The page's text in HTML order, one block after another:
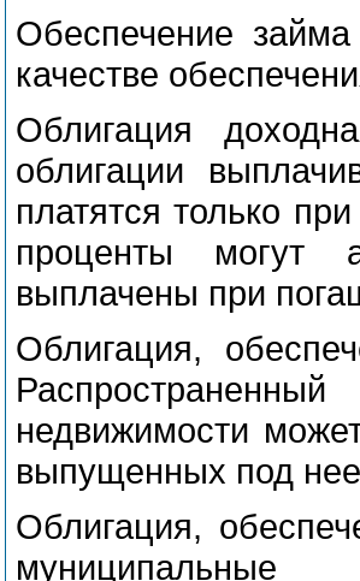
Обеспечение
качестве
Облигация
облигации
платятся только
проценты могут
выплачены при
Облигация,
недвижимости
выпущенных под
Облигация,